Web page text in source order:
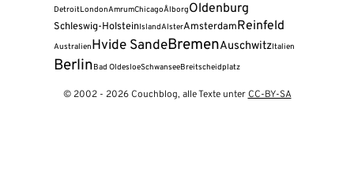
DetroitLondonAmrumChicagoÅlborgOldenburg
Schleswig-HolsteinIslandAlsterAmsterdamReinfeld
AustralienHvide SandeBremenAuschwitzItalien
BerlinBad OldesloeSchwanseeBreitscheidplatz
© 2002 - 2026 Couchblog, alle Texte unter CC-BY-SA